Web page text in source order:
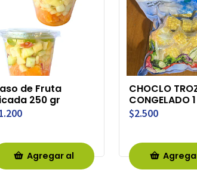
de Fruta
250 gr
Agregar al
CHOCLO
CONGELADO
$2.500